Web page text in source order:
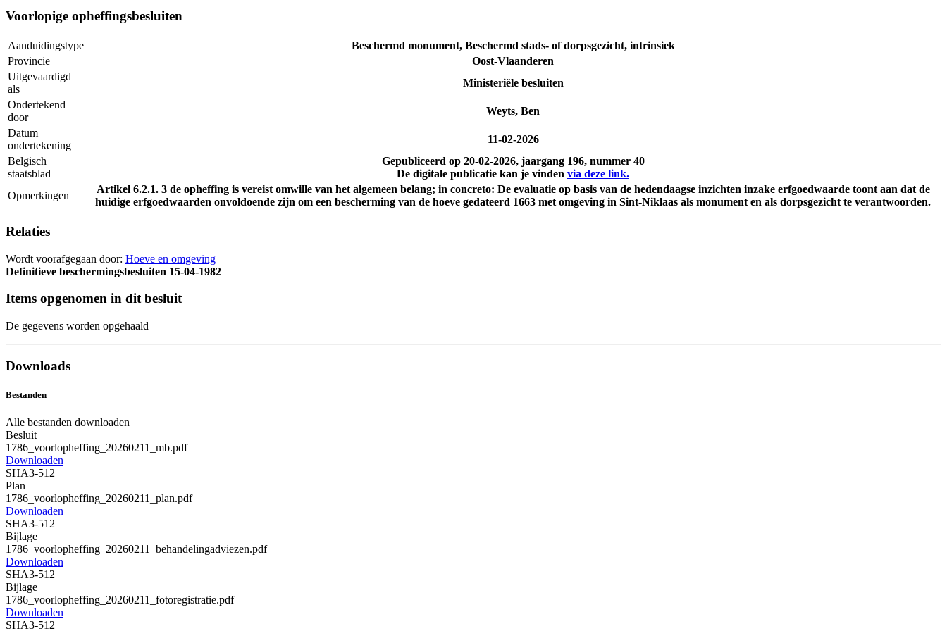
Voorlopige opheffingsbesluiten
Aanduidingstype
Beschermd monument, Beschermd stads- of dorpsgezicht, intrinsiek
Provincie
Oost-Vlaanderen
Uitgevaardigd
als
Ministeriële besluiten
Ondertekend
door
Weyts, Ben
Datum
ondertekening
11-02-2026
Belgisch
staatsblad
Gepubliceerd op 20-02-2026, jaargang 196, nummer 40
De digitale publicatie kan je vinden via deze link.
Opmerkingen
Artikel 6.2.1. 3 de opheffing is vereist omwille van het algemeen belang; in concreto: De evaluatie op basis van de hedendaagse inzichten inzake erfgoedwaarde toont aan dat de
huidige erfgoedwaarden onvoldoende zijn om een bescherming van de hoeve gedateerd 1663 met omgeving in Sint-Niklaas als monument en als dorpsgezicht te verantwoorden.
Relaties
Wordt voorafgegaan door: Hoeve en omgeving
Definitieve beschermingsbesluiten 15-04-1982
Items opgenomen in dit besluit
De gegevens worden opgehaald
Downloads
Bestanden
Alle bestanden downloaden
Besluit
1786_voorlopheffing_20260211_mb.pdf
Downloaden
SHA3-512
Plan
1786_voorlopheffing_20260211_plan.pdf
Downloaden
SHA3-512
Bijlage
1786_voorlopheffing_20260211_behandelingadviezen.pdf
Downloaden
SHA3-512
Bijlage
1786_voorlopheffing_20260211_fotoregistratie.pdf
Downloaden
SHA3-512